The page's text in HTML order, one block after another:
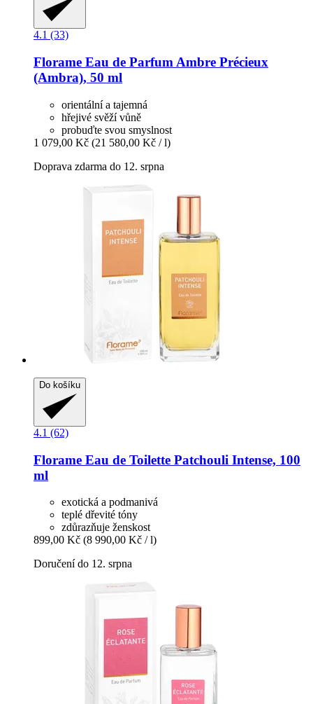
4.1 (33)
Florame Eau de Parfum Ambre Précieux
(Ambra), 50 ml
orientální a tajemná
hřejivé svěží vůně
probuďte svou smyslnost
1 079,00 Kč (21 580,00 Kč / l)
Doprava zdarma do 12. srpna
Do košíku
4.1 (62)
Florame Eau de Toilette Patchouli Intense, 100
ml
exotická a podmanivá
teplé dřevité tóny
zdůrazňuje ženskost
899,00 Kč (8 990,00 Kč / l)
Doručení do 12. srpna